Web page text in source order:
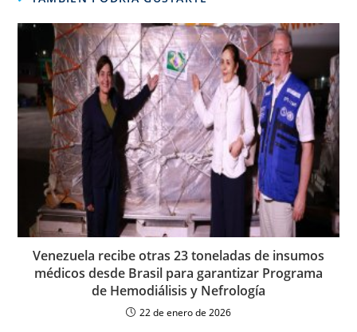
Venezuela recibe otras 23 toneladas de insumos
médicos desde Brasil para garantizar Programa
de Hemodiálisis y Nefrología
22 de enero de 2026